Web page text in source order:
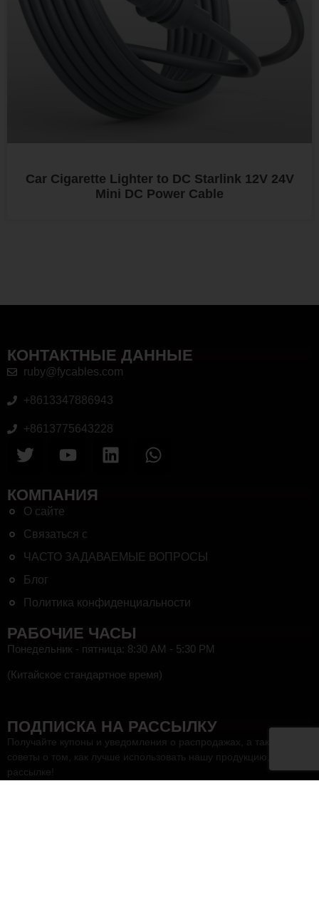
Car Cigarette Lighter to DC Starlink 12V 24V
Mini DC Power Cable
КОНТАКТНЫЕ ДАННЫЕ
ruby@fycables.com
+8613347886943
+8613775643228
КОМПАНИЯ
О сайте
Связаться с
ЧАСТО ЗАДАВАЕМЫЕ ВОПРОСЫ
Блог
Политика конфиденциальности
ПОДПИСКА НА РАССЫЛКУ
Получайте купоны и уведомления о распродажах, а также
советы о том, как лучше использовать нашу продукцию, в нашей
рассылке!
РАБОЧИЕ ЧАСЫ
Понедельник - пятница: 8:30 AM - 5:30 PM
(Китайское стандартное время)